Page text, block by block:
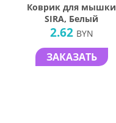
Коврик для мышки
SIRA, Белый
2.62 BYN
ЗАКАЗАТЬ